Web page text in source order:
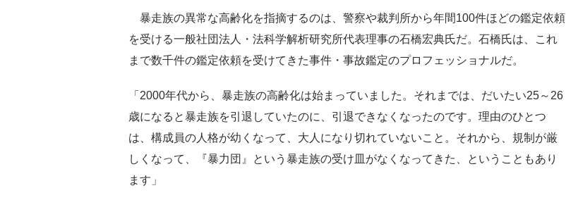
暴走族の異常な高齢化を指摘するのは、警察や裁判所から年間100件ほどの鑑定依頼
を受ける一般社団法人・法科学解析研究所代表理事の石橋宏典氏だ。石橋氏は、これ
まで数千件の鑑定依頼を受けてきた事件・事故鑑定のプロフェッショナルだ。
「2000年代から、暴走族の高齢化は始まっていました。それまでは、だいたい25～26
歳になると暴走族を引退していたのに、引退できなくなったのです。理由のひとつ
は、構成員の人格が幼くなって、大人になり切れていないこと。それから、規制が厳
しくなって、『暴力団』という暴走族の受け皿がなくなってきた、ということもあり
ます」